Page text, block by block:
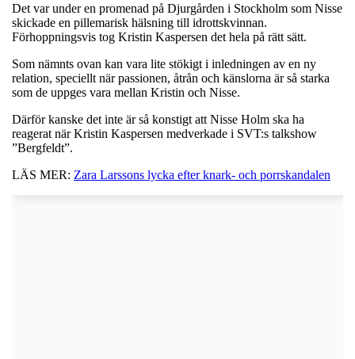
Det var under en promenad på Djurgården i Stockholm som Nisse
skickade en pillemarisk hälsning till idrottskvinnan.
Förhoppningsvis tog Kristin Kaspersen det hela på rätt sätt.
Som nämnts ovan kan vara lite stökigt i inledningen av en ny
relation, speciellt när passionen, åtrån och känslorna är så starka
som de uppges vara mellan Kristin och Nisse.
Därför kanske det inte är så konstigt att Nisse Holm ska ha
reagerat när Kristin Kaspersen medverkade i SVT:s talkshow
”Bergfeldt”.
LÄS MER: Zara Larssons lycka efter knark- och porrskandalen